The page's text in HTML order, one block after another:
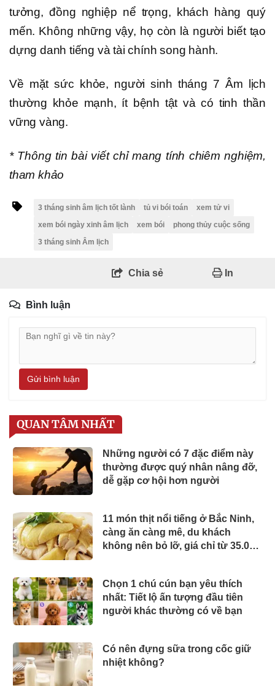
tưởng, đồng nghiệp nể trọng, khách hàng quý
mến. Không những vậy, họ còn là người biết tạo
dựng danh tiếng và tài chính song hành.
Về mặt sức khỏe, người sinh tháng 7 Âm lịch
thường khỏe mạnh, ít bệnh tật và có tinh thần
vững vàng.
* Thông tin bài viết chỉ mang tính chiêm nghiệm,
tham khảo
3 tháng sinh âm lịch tốt lành tủ vi bói toán
xem tử vi
xem bói ngày xinh âm lịch
xem bói
phong thủy cuộc sống
3 tháng sinh Âm lịch
Chia sẻ In
Bình luận
Gửi bình luận
QUAN TÂM NHẤT
Những người có 7 đặc điểm này
thường được quý nhân nâng đỡ,
dễ gặp cơ hội hơn người
11 món thịt nổi tiếng ở Bắc Ninh,
càng ăn càng mê, du khách
không nên bỏ lỡ, giá chỉ từ 35.000
Chọn 1 chú cún bạn yêu thích
nhất: Tiết lộ ấn tượng đầu tiên
người khác thường có về bạn
Có nên đựng sữa trong cốc giữ
nhiệt không?